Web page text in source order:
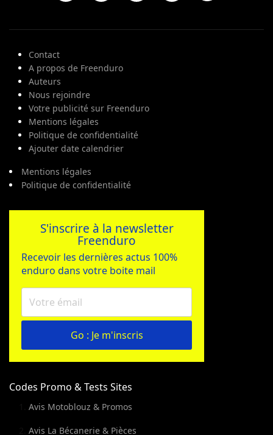
Contact
A propos de Freenduro
Auteurs
Nous rejoindre
Votre publicité sur Freenduro
Mentions légales
Politique de confidentialité
Ajouter date calendrier
Mentions légales
Politique de confidentialité
S'inscrire à la newsletter
Freenduro
Recevoir les dernières actus 100%
enduro dans votre boite mail
Go : Je m'inscris
Codes Promo & Tests Sites
Avis Motoblouz & Promos
Avis La Bécanerie & Pièces